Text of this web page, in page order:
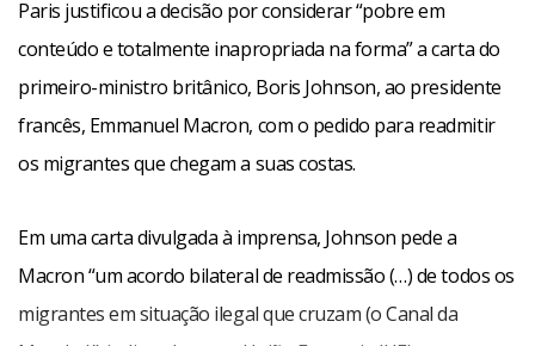
Paris justificou a decisão por considerar “pobre em
conteúdo e totalmente inapropriada na forma” a carta do
primeiro-ministro britânico, Boris Johnson, ao presidente
francês, Emmanuel Macron, com o pedido para readmitir
os migrantes que chegam a suas costas.
Em uma carta divulgada à imprensa, Johnson pede a
Macron “um acordo bilateral de readmissão (…) de todos os
migrantes em situação ilegal que cruzam (o Canal da